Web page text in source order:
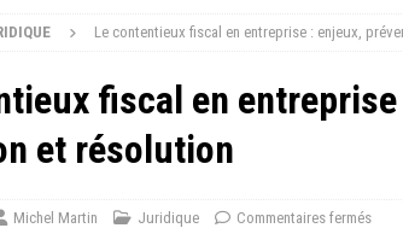
Le contentieux fiscal en entreprise : enjeux,
fiscal en
et résolution
Michel Martin Juridique Commentaires fermés